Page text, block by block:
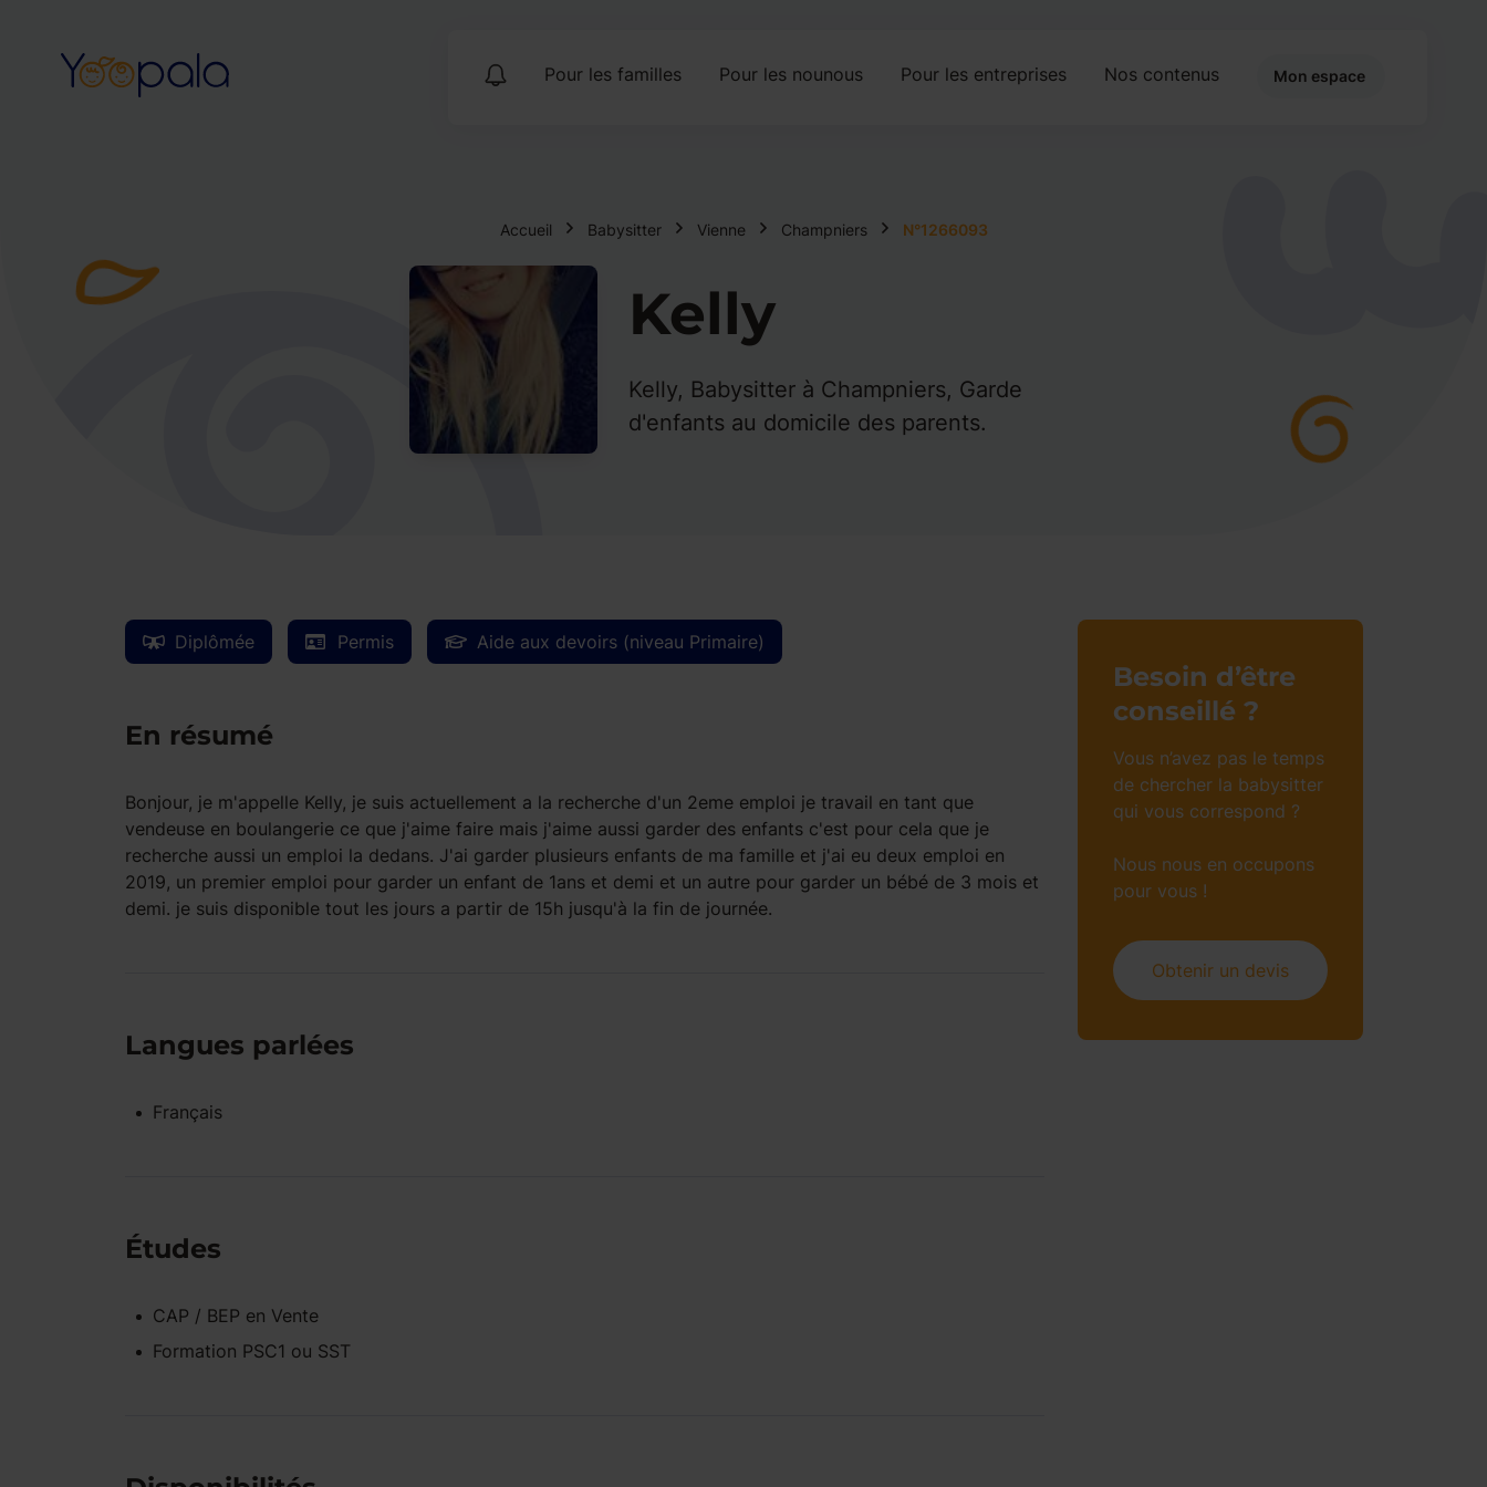
Pour les familles Pour les nounous Pour les entreprises Nos contenus Mon espace
Accueil Babysitter Vienne Champniers N°1266093
Kelly
Kelly, Babysitter à Champniers, Garde
d'enfants au domicile des parents.
Diplômée Permis Aide aux devoirs (niveau Primaire)
En résumé
Bonjour, je m'appelle Kelly, je suis actuellement a la recherche d'un 2eme emploi je travail en tant que
vendeuse en boulangerie ce que j'aime faire mais j'aime aussi garder des enfants c'est pour cela que je
recherche aussi un emploi la dedans. J'ai garder plusieurs enfants de ma famille et j'ai eu deux emploi en
2019, un premier emploi pour garder un enfant de 1ans et demi et un autre pour garder un bébé de 3 mois et
demi. je suis disponible tout les jours a partir de 15h jusqu'à la fin de journée.
Langues parlées
Français
Études
CAP / BEP en Vente
Formation PSC1 ou SST
Besoin d’être
conseillé ?
Vous n’avez pas le temps
de chercher la babysitter
qui vous correspond ?
Nous nous en occupons
pour vous !
Obtenir un devis